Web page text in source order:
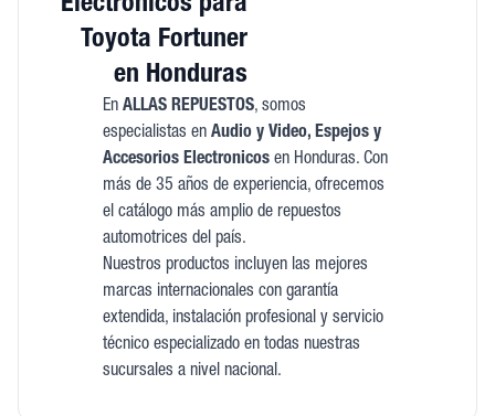
Electronicos para
Toyota Fortuner
en Honduras
En ALLAS REPUESTOS, somos
especialistas en Audio y Video, Espejos y
Accesorios Electronicosen Honduras. Con
más de 35 años de experiencia, ofrecemos
el catálogo más amplio de repuestos
automotrices del país.
Nuestros productos incluyen las mejores
marcas internacionales con garantía
extendida, instalación profesional y servicio
técnico especializado en todas nuestras
sucursales a nivel nacional.